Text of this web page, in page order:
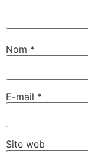
Nom *
E-mail *
Site web